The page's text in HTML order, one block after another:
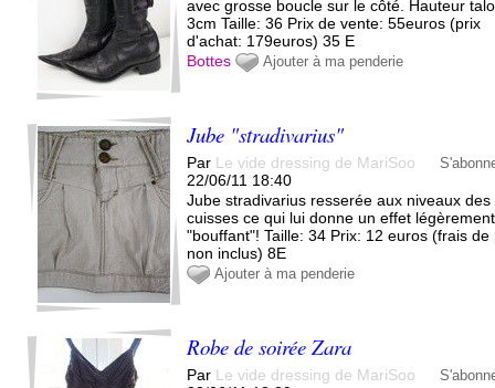
avec grosse boucle sur le côté. Hauteur
3cm Taille: 36 Prix de vente: 55euros (prix
d'achat: 179euros) 35 E
Bottes
Ajouter à ma penderie
Jube "stradivarius"
Par Le vide dressing de MariSoo
22/06/11 18:40
Jube stradivarius resserée aux niveaux des
cuisses ce qui lui donne un effet légèrement
"bouffant"! Taille: 34 Prix: 12 euros (frais de
non inclus) 8E
Ajouter à ma penderie
Robe de soirée Zara
Par Le vide dressing de MariSoo